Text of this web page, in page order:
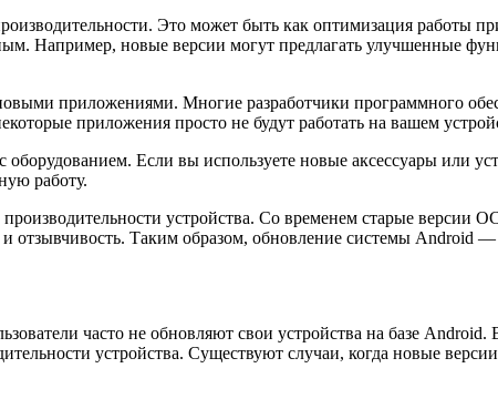
Это может быть как оптимизация работы
Например, новые версии могут предлагать улучшенные
приложениями. Многие разработчики программного
приложения просто не будут работать на вашем
Если вы используете новые аксессуары или
работу.
устройства. Со временем старые версии
Таким образом, обновление системы Android —
часто не обновляют свои устройства на базе
устройства. Существуют случаи, когда новые